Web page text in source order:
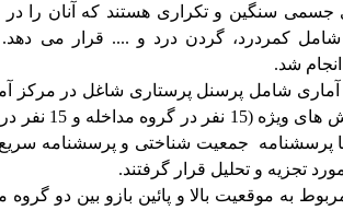
جسمی سنگین و تکراری هستند که آنان را
کمردرد، گردن درد و .... قرار می دهد.
شد.
آماری شامل پرسنل پرستاری شاغل در مرکز
مطالعه حاضر
پرسشنامه جمعیت شناختی و پرسشنامه سریع
تجزیه و تحلیل قرار گرفتند.
به موقعیت بالا و پائین بازو بین دو گروه